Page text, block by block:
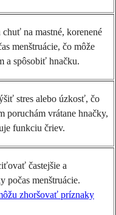
na mastné, korenené
menštruácie, čo môže
a spôsobiť hnačku.
stres alebo úzkosť, čo
poruchám vrátane hnačky,
funkciu čriev.
častejšie a
počas menštruácie.
zhoršovať príznaky